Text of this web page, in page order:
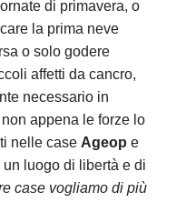
di primavera, o
la prima neve
o solo godere
affetti da cancro,
necessario in
appena le forze lo
nelle case Ageop e
luogo di libertà e di
case vogliamo di più